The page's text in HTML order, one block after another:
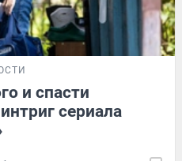
и спасти
сериала